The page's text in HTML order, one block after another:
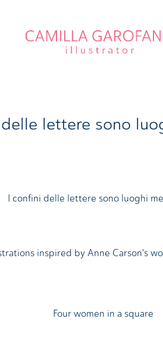
lettere sono
I confini delle lettere sono luoghi
inspired by Anne Carson's
Four women in a square